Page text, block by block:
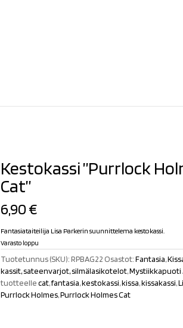
Kestokassi ”Purrlock
Cat”
6,90€
Fantasiataiteilija Lisa Parkerin suunnittelema kestokassi.
Varasto loppu
Tuotetunnus (SKU):RPBAG22 Osastot:Fantasia,
kassit, sateenvarjot, silmälasikotelot,Mystiikkapuoti
tuotteellecat,fantasia,kestokassi,kissa,kissakassi,
Purrlock Holmes,Purrlock Holmes Cat